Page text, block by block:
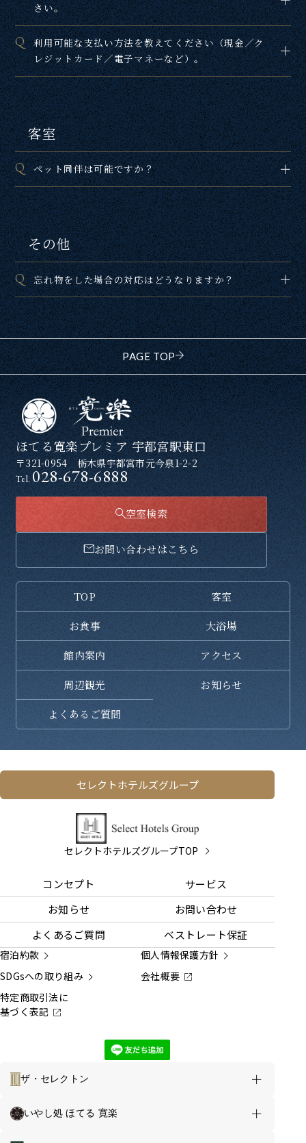
さい。
利用可能な支払い方法を教えてください（現金／ク
レジットカード／電子マネーなど）。
客室
ペット同伴は可能ですか？
その他
忘れ物をした場合の対応はどうなりますか？
PAGE TOP
ほてる寛楽プレミア 宇都宮駅東口
〒321-0954 栃木県宇都宮市元今泉1-2-2
Tel.028-678-6888
空室検索
お問い合わせはこちら
TOP 客室
お食事 大浴場
館内案内 アクセス
周辺観光 お知らせ
よくあるご質問
セレクトホテルズグループ
セレクトホテルズグループTOP
コンセプト
サービス
お知らせ
お問い合わせ
よくあるご質問
ベストレート保証
宿泊約款
個人情報保護方針
SDGsへの取り組み
会社概要
特定商取引法に
基づく表記
ザ・セレクトン
いやし処 ほてる 寛楽